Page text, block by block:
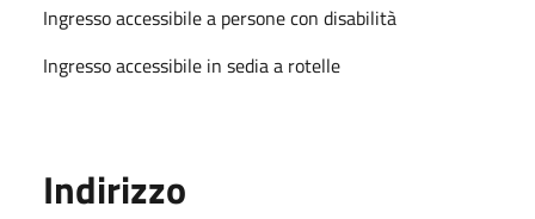
Ingresso accessibile a persone con disabilità
Ingresso accessibile in sedia a rotelle
Indirizzo